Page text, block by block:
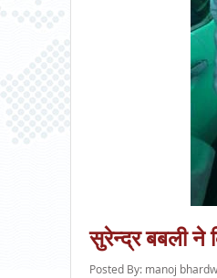
सुरेन्द्र बबली ने
Posted By: manoj